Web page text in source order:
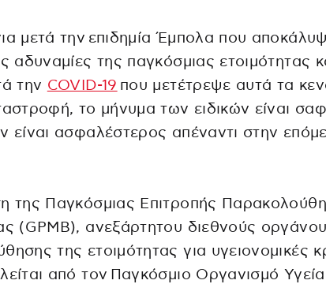
μετά την επιδημία Έμπολα που
αδυναμίες της παγκόσμιας ετοιμότητας
την COVID-19 που μετέτρεψε αυτά τα
το μήνυμα των ειδικών είναι
είναι ασφαλέστερος απέναντι στην
της Παγκόσμιας Επιτροπής
(GPMB), ανεξάρτητου διεθνούς
της ετοιμότητας για υγειονομικές
από τον Παγκόσμιο Οργανισμό